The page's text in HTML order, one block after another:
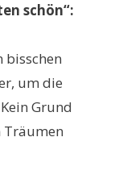
schön“:
bisschen
um die
Grund
Träumen